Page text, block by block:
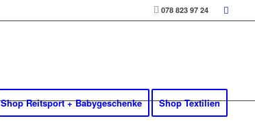
078 823 97 24
Shop Reitsport + Babygeschenke Shop Textilien